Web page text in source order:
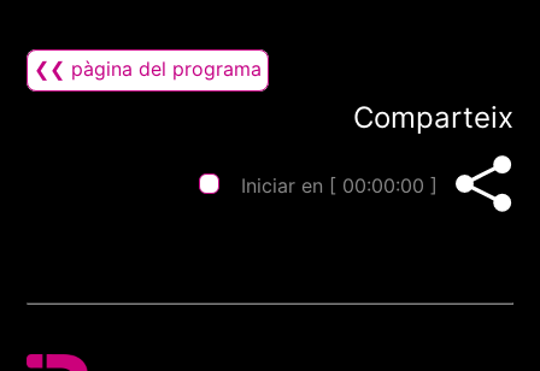
❮❮ pàgina del programa
Comparteix
Iniciar en [ 00:00:00 ]